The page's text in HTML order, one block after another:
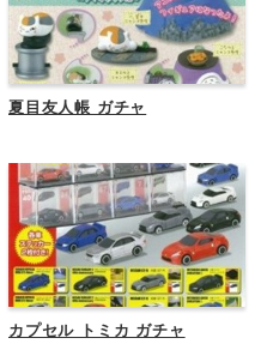
夏目友人帳 ガチャ
カプセル トミカ ガチャ